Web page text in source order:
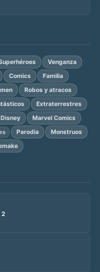
Venganza
Comics
Familia
Robos y atracos
Extraterrestres
Marvel Comics
Parodia
Monstruos
2